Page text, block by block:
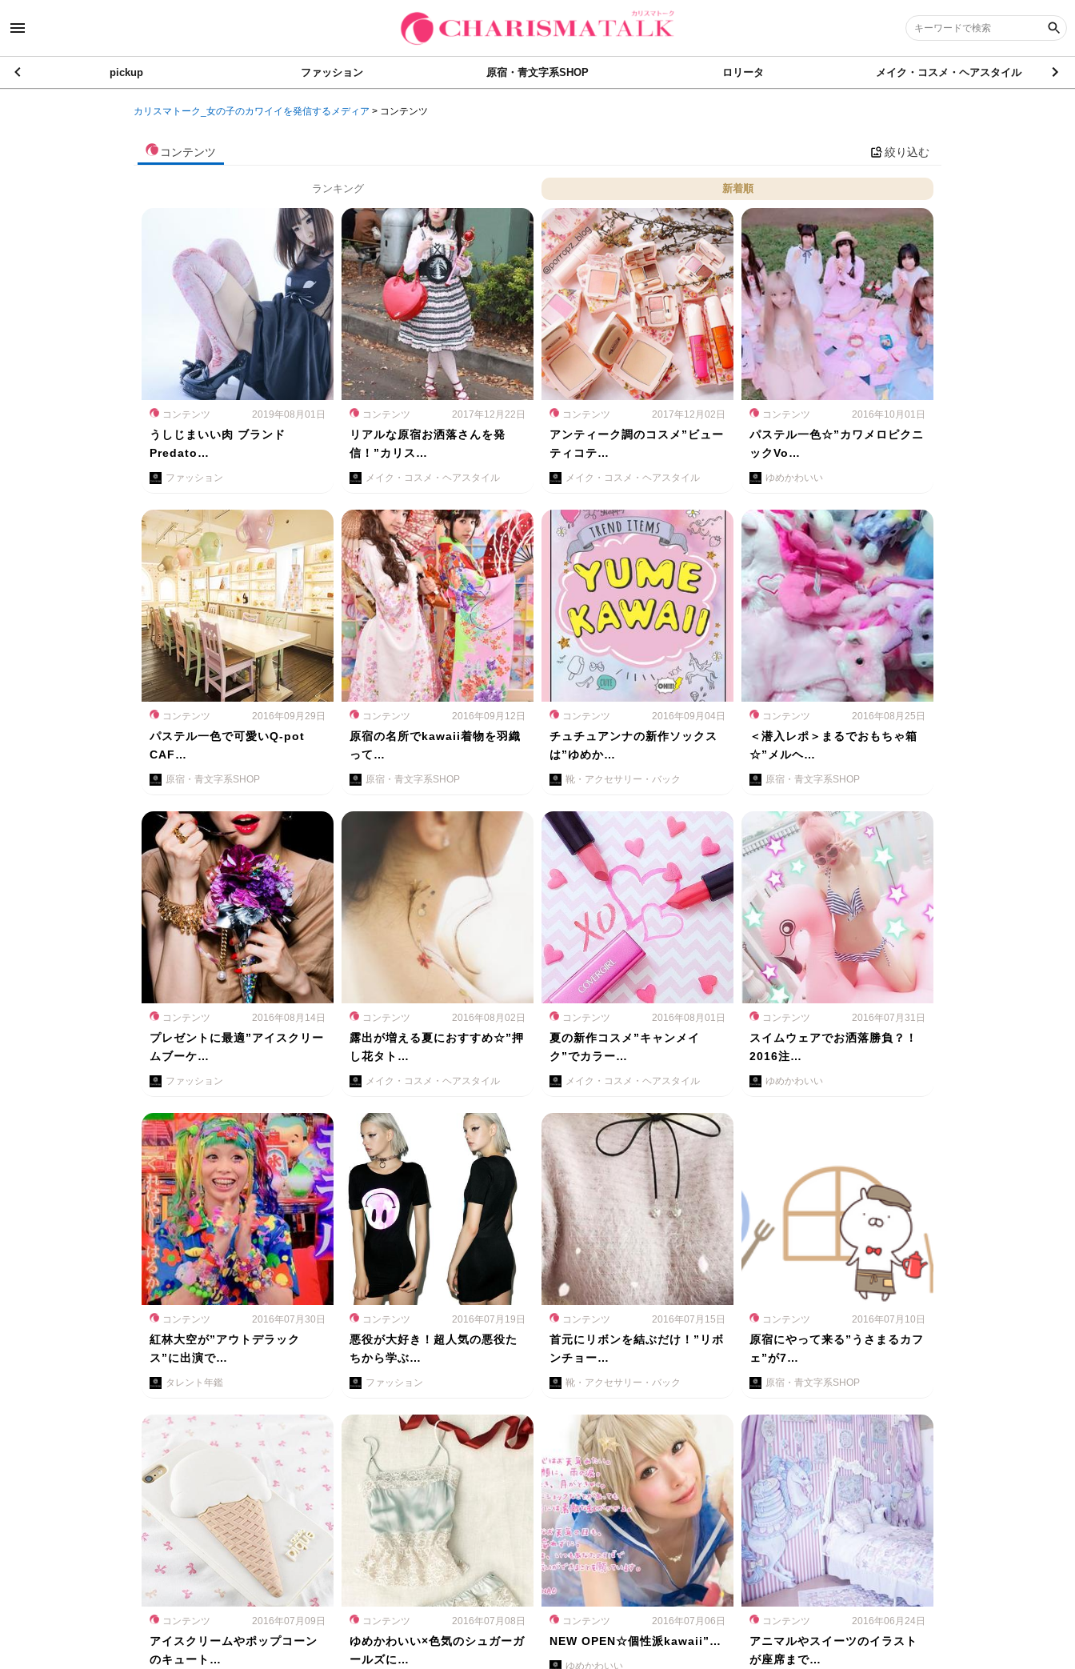
pickup ファッション 原宿・青文字系SHOP ロリータ メイク・コスメ・ヘアスタイル
カリスマトーク_女の子のカワイイを発信するメディア > コンテンツ
コンテンツ 絞り込む
ランキング 新着順
コンテンツ 2019年08月01日
うしじまいい肉 ブランド
Predato…
ファッション
コンテンツ 2017年12月22日
リアルな原宿お洒落さんを発
信！”カリス…
メイク・コスメ・ヘアスタイル
コンテンツ 2017年12月02日
アンティーク調のコスメ”ビュー
ティコテ…
メイク・コスメ・ヘアスタイル
コンテンツ 2016年10月01日
パステル一色☆”カワメロピクニ
ックVo…
ゆめかわいい
コンテンツ 2016年09月29日
パステル一色で可愛いQ-pot
CAF…
原宿・青文字系SHOP
コンテンツ 2016年09月12日
原宿の名所でkawaii着物を羽織
って…
原宿・青文字系SHOP
コンテンツ 2016年09月04日
チュチュアンナの新作ソックス
は”ゆめか…
靴・アクセサリー・バック
コンテンツ 2016年08月25日
＜潜入レポ＞まるでおもちゃ箱
☆”メルヘ…
原宿・青文字系SHOP
コンテンツ 2016年08月14日
プレゼントに最適”アイスクリー
ムブーケ…
ファッション
コンテンツ 2016年08月02日
露出が増える夏におすすめ☆”押
し花タト…
メイク・コスメ・ヘアスタイル
コンテンツ 2016年08月01日
夏の新作コスメ”キャンメイ
ク”でカラー…
メイク・コスメ・ヘアスタイル
コンテンツ 2016年07月31日
スイムウェアでお洒落勝負？！
2016注…
ゆめかわいい
コンテンツ 2016年07月30日
紅林大空が”アウトデラック
ス”に出演で…
タレント年鑑
コンテンツ 2016年07月19日
悪役が大好き！超人気の悪役た
ちから学ぶ…
ファッション
コンテンツ 2016年07月15日
首元にリボンを結ぶだけ！”リボ
ンチョー…
靴・アクセサリー・バック
コンテンツ 2016年07月10日
原宿にやって来る”うさまるカフ
ェ”が7…
原宿・青文字系SHOP
コンテンツ 2016年07月09日
アイスクリームやポップコーン
のキュート…
コンテンツ 2016年07月08日
ゆめかわいい×色気のシュガーガ
ールズに…
コンテンツ 2016年07月06日
NEW OPEN☆個性派kawaii”…
ゆめかわいい
コンテンツ 2016年06月24日
アニマルやスイーツのイラスト
が座席まで…